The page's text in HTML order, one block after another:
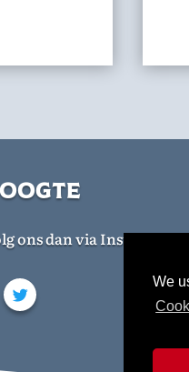
We
ons dan via